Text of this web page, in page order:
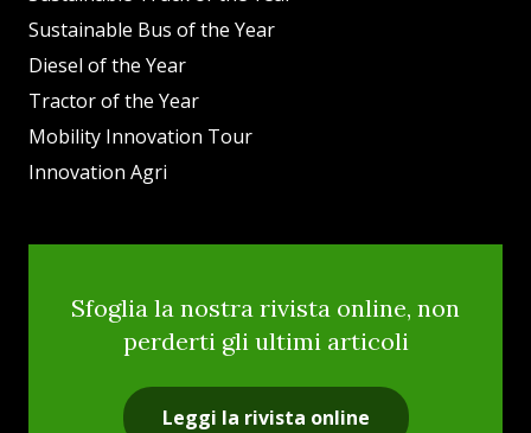
Sustainable Bus of the Year
Diesel of the Year
Tractor of the Year
Mobility Innovation Tour
Innovation Agri
Sfoglia la nostra rivista online, non
perderti gli ultimi articoli
Leggi la rivista online